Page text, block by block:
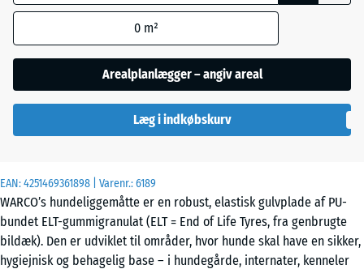
EAN:4251469361898 | Varenr.:6189
WARCO’s hundeliggemåtte er en robust, elastisk gulvplade af PU-
bundet ELT-gummigranulat (ELT = End of Life Tyres, fra genbrugte
bildæk). Den er udviklet til områder, hvor hunde skal have en sikker,
hygiejnisk og behagelig base – i hundegårde, internater, kenneler
anvendes til
(medmindre andet
produktdataene).
x
x 4
cm
50
0 m²
Arealplanlægger – angiv areal
Læg i indkøbskurv